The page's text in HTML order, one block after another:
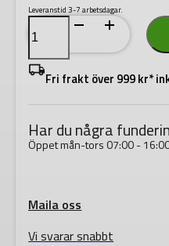
Leveranstid 3-7 arbetsdagar.
Festool
HW
60°-
OFK
500
KantfräsFri frakt över 999 kr*
Har du några
Öppet mån-tors 07:00 -
Maila oss
Vi svarar snabbt